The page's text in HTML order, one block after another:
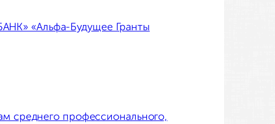
«Альфа-Будущее Гранты
среднего профессионального,